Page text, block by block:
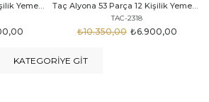
Taç Alyona 53 Parça 12 Kişilik Yemek Takımı Gold Taç Eliza Alyona 53 Parça 12 Kişilik Yemek Takımı Platin
TAC-2316
₺9.499,00
₺12.669,00
KATEGORIYE GIT